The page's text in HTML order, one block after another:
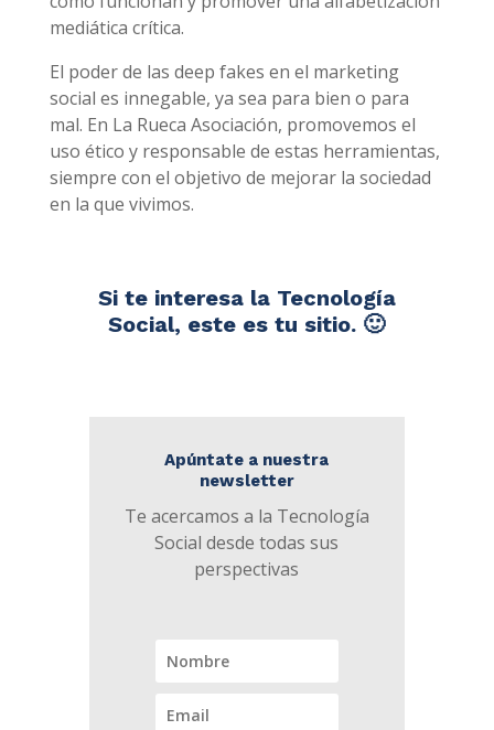
mediática crítica.
El poder de las deep fakes en el marketing
social es innegable, ya sea para bien o para
mal. En La Rueca Asociación, promovemos el
uso ético y responsable de estas herramientas,
siempre con el objetivo de mejorar la sociedad
en la que vivimos.
Si te interesa la Tecnología
Social, este es tu sitio. 🙂
Apúntate a nuestra
newsletter
Te acercamos a la Tecnología
Social desde todas sus
perspectivas